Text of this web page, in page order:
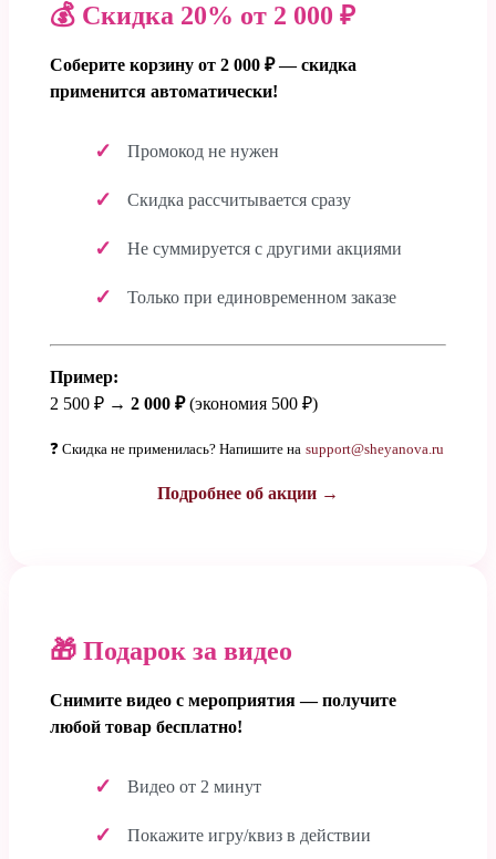
💰 Скидка 20% от 2 000 ₽
Соберите корзину от 2 000 ₽ — скидка
применится автоматически!
Промокод не нужен
Скидка рассчитывается сразу
Не суммируется с другими акциями
Только при единовременном заказе
Пример:
2 500 ₽ → 2 000 ₽(экономия 500 ₽)
❓ Скидка не применилась? Напишите на support@sheyanova.ru
Подробнее об акции →
🎁 Подарок за видео
Снимите видео с мероприятия — получите
любой товар бесплатно!
Видео от 2 минут
Покажите игру/квиз в действии